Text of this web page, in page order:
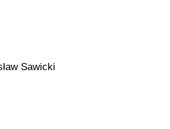
Sawicki